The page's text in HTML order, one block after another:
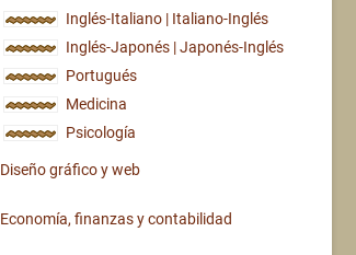
Inglés-Italiano | Italiano-Inglés
Inglés-Japonés | Japonés-Inglés
Portugués
Medicina
Psicología
Diseño gráfico y web
Economía, finanzas y contabilidad